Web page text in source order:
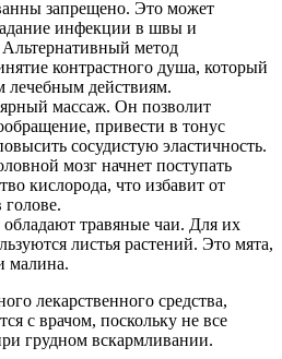
запрещено. Это может
инфекции в швы и
метод
контрастного душа, который
лечебным действиям.
массаж. Он позволит
привести в тонус
сосудистую эластичность.
мозг начнет поступать
кислорода, что избавит от
голове.
травяные чаи. Для их
листья растений. Это мята,
малина.
лекарственного средства,
с врачом, поскольку не все
грудном вскармливании.